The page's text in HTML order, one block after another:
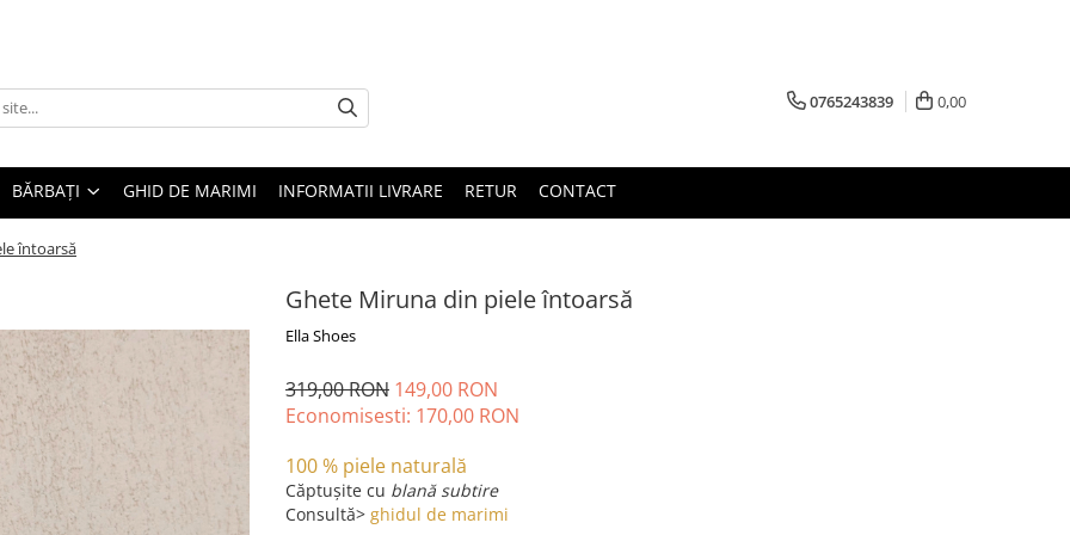
0765243839 0,00
BĂRBAȚI GHID DE MARIMI INFORMATII LIVRARE RETUR CONTACT
întoarsă
Ghete Miruna din piele întoarsă
Ella Shoes
319,00 RON 149,00 RON
Economisesti: 170,00 RON
100 % piele naturală
Căptușite cu blană subtire
Consultă> ghidul de marimi